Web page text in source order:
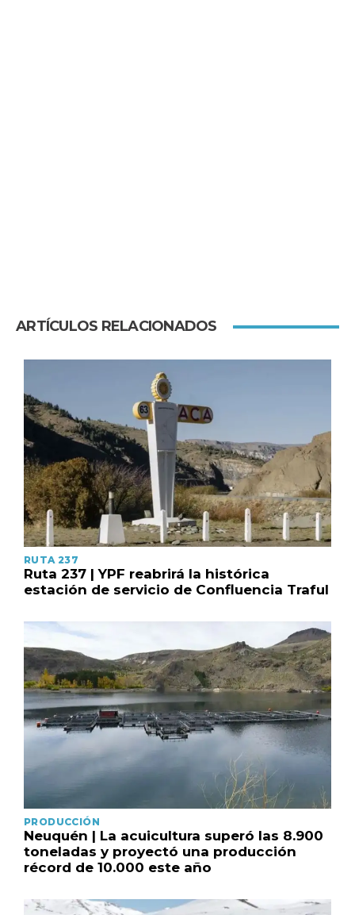
ARTÍCULOS RELACIONADOS
RUTA 237
Ruta 237 | YPF reabrirá la histórica
estación de servicio de Confluencia Traful
PRODUCCIÓN
Neuquén | La acuicultura superó las 8.900
toneladas y proyectó una producción
récord de 10.000 este año